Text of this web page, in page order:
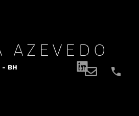
AZEVEDO
- BH